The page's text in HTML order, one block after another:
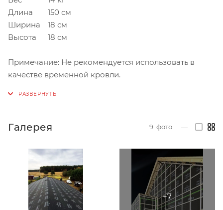
Длина
150 см
Ширина
18 см
Высота
18 см
Примечание: Не рекомендуется использовать в
качестве временной кровли.
Галерея 9 фото